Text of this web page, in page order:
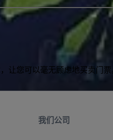
让您可以毫无顾虑地买卖门票
我们公司